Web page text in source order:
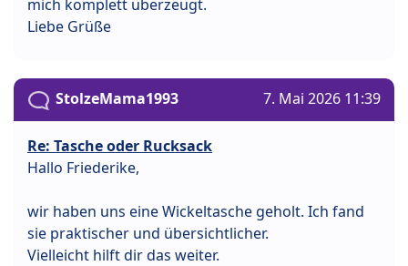
mich komplett überzeugt.
Liebe Grüße
StolzeMama1993 7. Mai 2026 11:39
Re: Tasche oder Rucksack
Hallo Friederike,
wir haben uns eine Wickeltasche geholt. Ich fand
sie praktischer und übersichtlicher.
Vielleicht hilft dir das weiter.